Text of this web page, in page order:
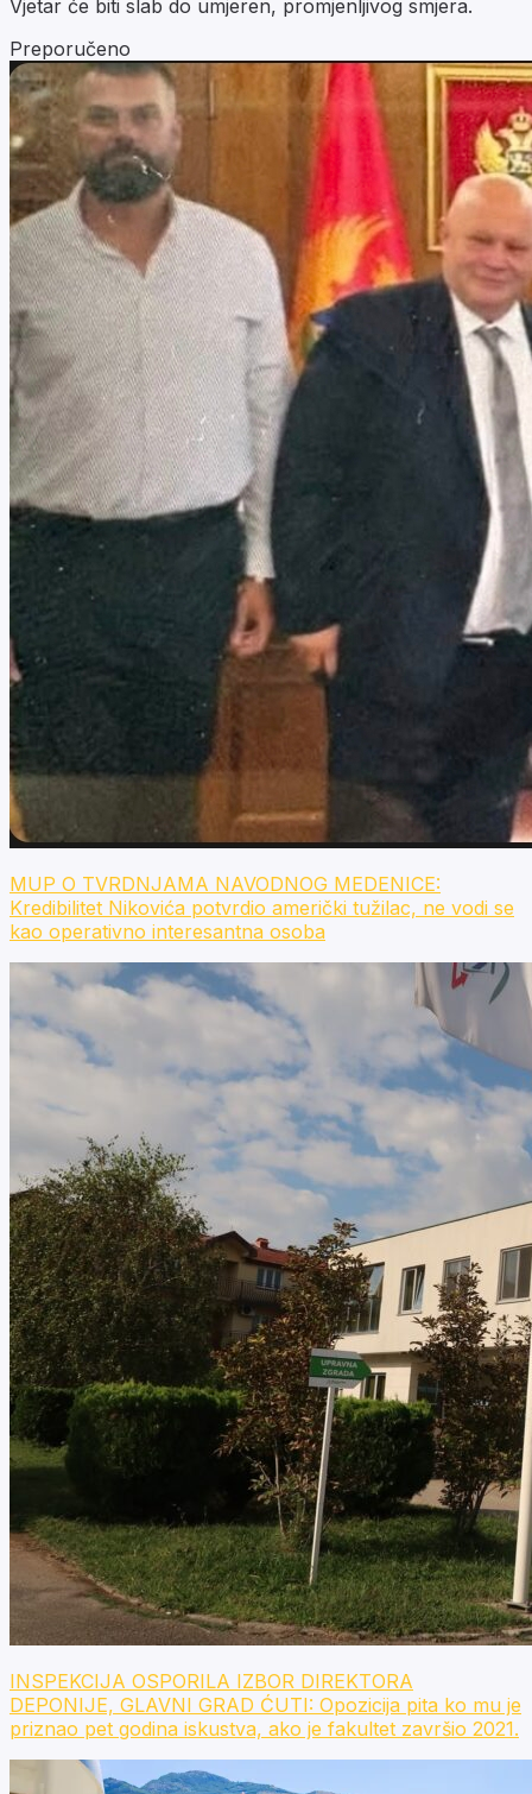
Vjetar će biti slab do umjeren, promjenljivog smjera.
Preporučeno
MUP O TVRDNJAMA NAVODNOG MEDENICE:
Kredibilitet Nikovića potvrdio američki tužilac, ne vodi se
kao operativno interesantna osoba
INSPEKCIJA OSPORILA IZBOR DIREKTORA
DEPONIJE, GLAVNI GRAD ĆUTI: Opozicija pita ko mu je
priznao pet godina iskustva, ako je fakultet završio 2021.